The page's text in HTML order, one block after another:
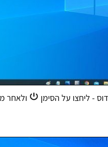
- ליחצו על הסימן
ולאחר